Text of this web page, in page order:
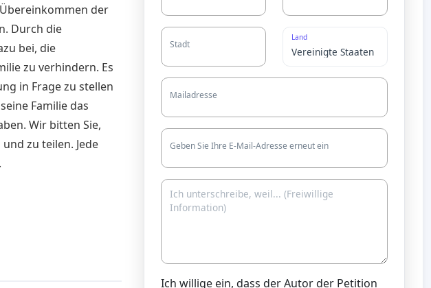
der
Durch die
bei, die
zu verhindern. Es
in Frage zu stellen
Familie das
Wir bitten Sie,
zu teilen. Jede
Stadt
Land
Mailadresse
Geben Sie Ihre E-Mail-Adresse erneut ein
Ich willige ein, dass der Autor der Petition